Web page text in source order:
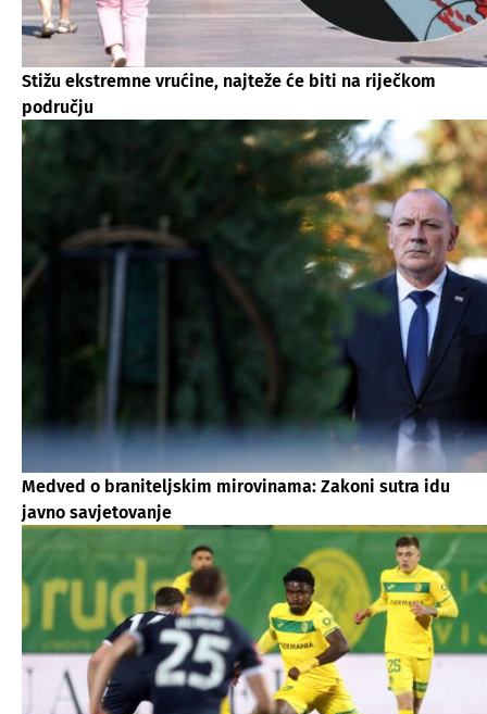
Stižu ekstremne vrućine, najteže će biti na riječkom
području
Medved o braniteljskim mirovinama: Zakoni sutra idu
javno savjetovanje